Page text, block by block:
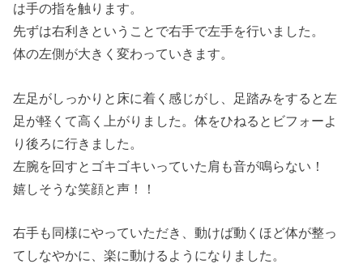
は手の指を触ります。
先ずは右利きということで右手で左手を行いました。
体の左側が大きく変わっていきます。
左足がしっかりと床に着く感じがし、足踏みをすると左
足が軽くて高く上がりました。体をひねるとビフォーよ
り後ろに行きました。
左腕を回すとゴキゴキいっていた肩も音が鳴らない！
嬉しそうな笑顔と声！！
右手も同様にやっていただき、動けば動くほど体が整っ
てしなやかに、楽に動けるようになりました。